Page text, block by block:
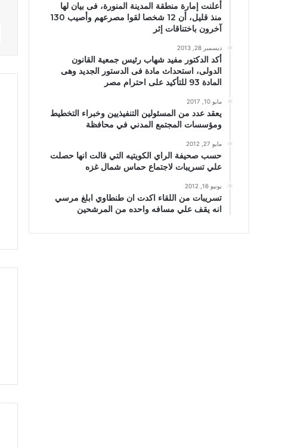
أعلنت إمارة منطقة المدينة المنورة، فى بيان لها
منذ قليل، أن 12 شخصا لقوا مصرعهم وأصيب 130
آخرون باختناقات إثر
ديسمبر 28, 2013
أكد الدكتور مفيد شهاب رئيس جمعية القانون
الدولى، استحداث مادة فى الدستور الجديد وهى
المادة 93 للتأكيد على احترام مصر
مايو 10, 2017
يعقد عدد من المسئولين التنفيذيين وخبراء التخطيط
ومؤسسات المجتمع المدني في محافظة
مايو 27, 2012
حسب صحيفة الراي الكويتيه التي قالت انها حصلت
علي تسريبات لاجتماع حماس شمال غزه
يونيو 16, 2012
تسريبات من اللقاء اكدت ان طنطاوي ابلغ مرسي
انه يقف علي مسافه واحده من المرشحين